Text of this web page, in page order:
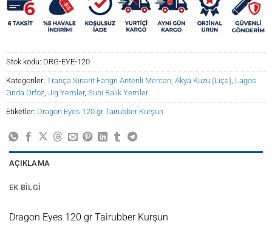
Stok kodu: DRG-EYE-120
Kategoriler: Trança Sinarit Fangri Antenli Mercan Akya Kuzu (Liça) Lagos
Grida Orfoz Jig Yemler, Suni Balık Yemler
Etiketler: Dragon Eyes 120 gr Tairubber Kurşun
AÇIKLAMA
EK BILGI
Dragon Eyes 120 gr Tairubber Kurşun